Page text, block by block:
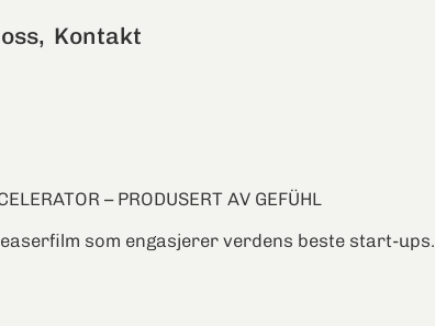
Kontakt
– PRODUSERT AV GEFÜHL
som engasjerer verdens beste start-ups.